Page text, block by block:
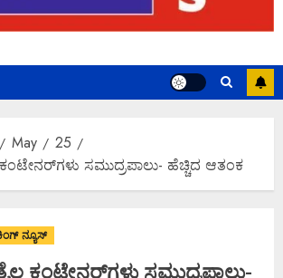
May
25
ಕಂಟೇನರ್‌ಗಳು ಸಮುದ್ರಪಾಲು- ಹೆಚ್ಚಿದ ಆತಂಕ
ನ್ಯೂಸ್
ಕಂಟೇನರ್‌ಗಳು ಸಮುದ್ರಪಾಲು-